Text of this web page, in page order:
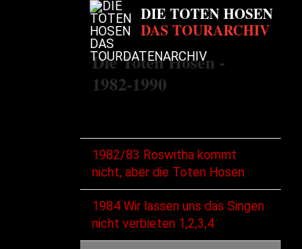
Die Toten Hosen -
1982-1990
1982/83 Roswitha kommt
nicht, aber die Toten Hosen
1984 Wir lassen uns das Singen
nicht verbieten 1,2,3,4